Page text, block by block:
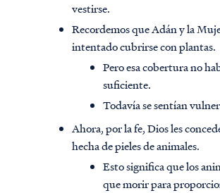
vestirse.
Recordemos que Adán y la
intentado cubrirse con plantas.
Pero esa cobertura no
suficiente.
Todavía se sentían
Ahora, por la fe, Dios les
hecha de pieles de animales.
Esto significa que los
que morir para